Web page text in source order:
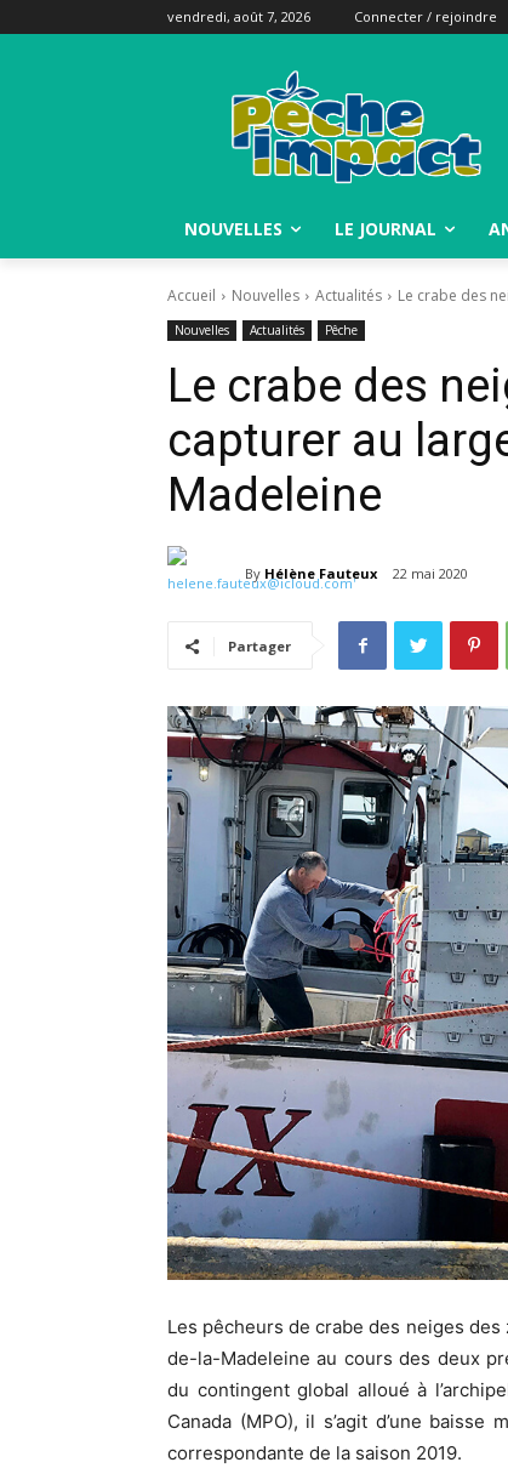
vendredi, août 7, 2026 Connecter / rejoindre
NOUVELLES LE JOURNAL
Accueil Nouvelles Actualités Le crabe des
Nouvelles Actualités Pêche
Le crabe des
capturer au
Madeleine
By Hélène Fauteux 22 mai 2020
Partager
Les pêcheurs de crabe des neiges
de-la-Madeleine au cours des deux
du contingent global alloué à
Canada (MPO), il s’agit d’une
correspondante de la saison 2019.